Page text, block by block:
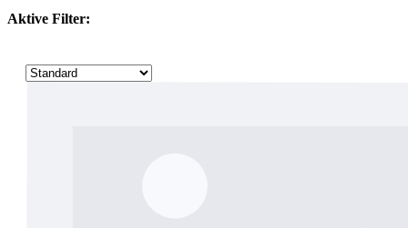
Aktive Filter: